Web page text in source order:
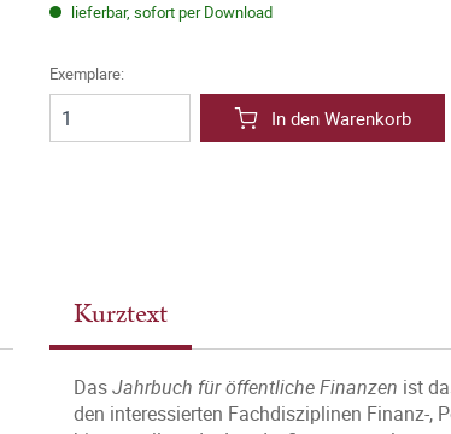
lieferbar, sofort per Download
Exemplare:
In den Warenkorb
Kurztext
DasJahrbuch für öffentliche Finanzen ist
den interessierten Fachdisziplinen Finanz-,